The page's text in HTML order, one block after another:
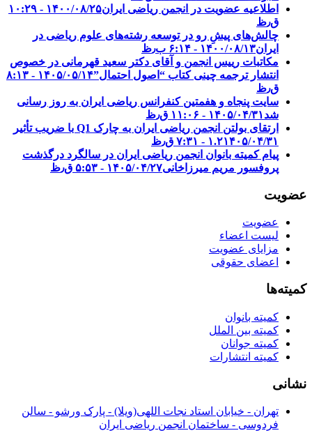
اطلاعیه عضویت در انجمن ریاضی ایران
۱۴۰۰/۰۸/۲۵ - ۱۰:۲۹
ق٫ظ
چالش‌های پیشِ رو در توسعه رشته‌های علوم ریاضی در
ایران۱۴۰۰/۰۸/۱۳ - ۶:۱۴ ب٫ظ
مکاتبات رییس انجمن و آقای دکتر سعید قهرمانی در خصوص
انتشار ترجمه چینی کتاب “اصول احتمال”
۱۴۰۵/۰۵/۱۴ - ۸:۱۳
ق٫ظ
سایت پنجاه و هفمتین کنفرانس ریاضی ایران به روز رسانی
شد۱۴۰۵/۰۴/۳۱ - ۱۱:۰۶ ق٫ظ
ارتقای بولتن انجمن ریاضی ایران به چارک Q1 با ضریب تأثیر
۱.۲۱۴۰۵/۰۴/۳۱ - ۷:۳۱ ق٫ظ
پیام کمیته بانوان انجمن ریاضی ایران در سالگرد درگذشت
پروفسور مریم میرزاخانی۱۴۰۵/۰۴/۲۷ - ۵:۵۳ ق٫ظ
عضویت
عضویت
لیست اعضاء
مزایای عضویت
اعضای حقوقی
کمیته‌ها
کمیته بانوان
کمیته بین الملل
کمیته جوانان
کمیته انتشارات
نشانی
تهران - خیابان استاد نجات اللهی(ویلا) - پارک ورشو - سالن
فردوسی - ساختمان انجمن ریاضی ایران